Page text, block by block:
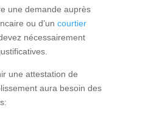
une demande auprès
ou d’un courtier
nécessairement
une attestation de
aura besoin des